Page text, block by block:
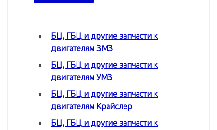
БЦ, ГБЦ и другие запчасти к
двигателям ЗМЗ
БЦ, ГБЦ и другие запчасти к
двигателям УМЗ
БЦ, ГБЦ и другие запчасти к
двигателям Крайслер
БЦ, ГБЦ и другие запчасти к